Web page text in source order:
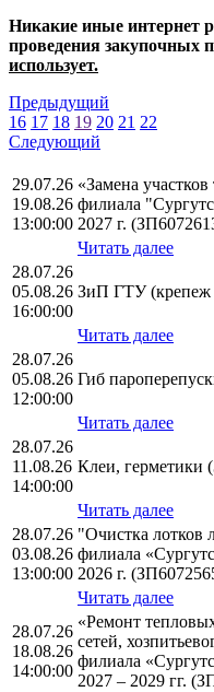
Никакие иные интернет
проведения
использует.
Предыдущий
16 17 18 19 20 21 22
Следующий
29.07.26
19.08.26
13:00:00
«Замена
филиала
2027 г.
Читать далее
28.07.26
05.08.26
16:00:00
ЗиП ГТУ (крепеж
Читать далее
28.07.26
05.08.26
12:00:00
Гиб
Читать далее
28.07.26
11.08.26
14:00:00
Клеи, герметики
Читать далее
28.07.26
03.08.26
13:00:00
"Очистка лотков
филиала
2026 г.
Читать далее
28.07.26
18.08.26
14:00:00
«Ремонт
сетей,
филиала
2027 – 2029 гг.